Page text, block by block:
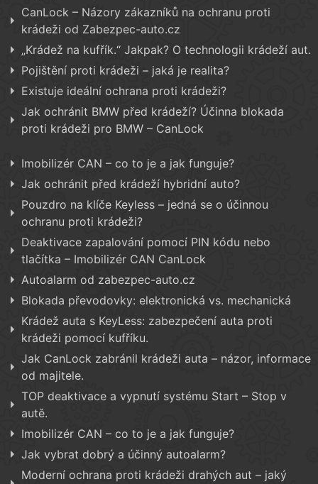
CanLock – Názory zákazníků na ochranu proti
krádeži od Zabezpec-auto.cz
„Krádež na kufřík.“ Jakpak? O technologii krádeží aut.
Pojištění proti krádeži – jaká je realita?
Existuje ideální ochrana proti krádeži?
Jak ochránit BMW před krádeží? Účinna blokada
proti krádeži pro BMW – CanLock
Imobilizér CAN – co to je a jak funguje?
Jak ochránit před krádeží hybridní auto?
Pouzdro na klíče Keyless – jedná se o účinnou
ochranu proti krádeži?
Deaktivace zapalování pomocí PIN kódu nebo
tlačítka – Imobilizér CAN CanLock
Autoalarm od zabezpec-auto.cz
Blokada převodovky: elektronická vs. mechanická
Krádež auta s KeyLess: zabezpečení auta proti
krádeži pomocí kufříku.
Jak CanLock zabránil krádeži auta – názor, informace
od majitele.
TOP deaktivace a vypnutí systému Start – Stop v
autě.
Imobilizér CAN – co to je a jak funguje?
Jak vybrat dobrý a účinný autoalarm?
Moderní ochrana proti krádeži drahých aut – jaký